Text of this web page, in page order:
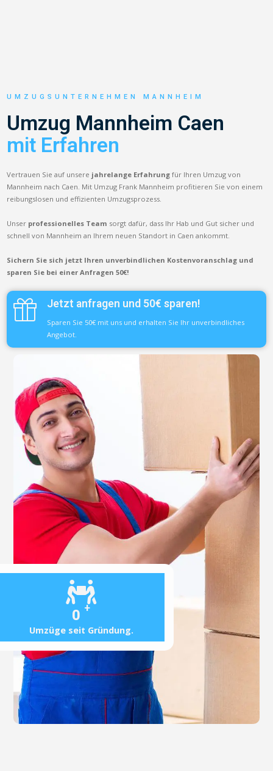
0 +
Umzüge seit Gründung.
UMZUGSUNTERNEHMEN MANNHEIM
Umzug Mannheim Caen
mit Erfahren
Vertrauen Sie auf unsere jahrelange Erfahrung für Ihren Umzug von
Mannheim nach Caen. Mit Umzug Frank Mannheim profitieren Sie von einem
reibungslosen und effizienten Umzugsprozess.
Unser professionelles Team sorgt dafür, dass Ihr Hab und Gut sicher und
schnell von Mannheim an Ihrem neuen Standort in Caen ankommt.
Sichern Sie sich jetzt Ihren unverbindlichen Kostenvoranschlag und
sparen Sie bei einer Anfragen 50€!
Jetzt anfragen und 50€ sparen!
Sparen Sie 50€ mit uns und erhalten Sie Ihr unverbindliches
Angebot.